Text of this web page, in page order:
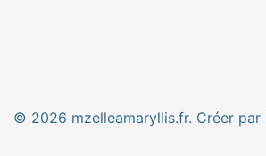
© 2026 mzelleamaryllis.fr. Créer par